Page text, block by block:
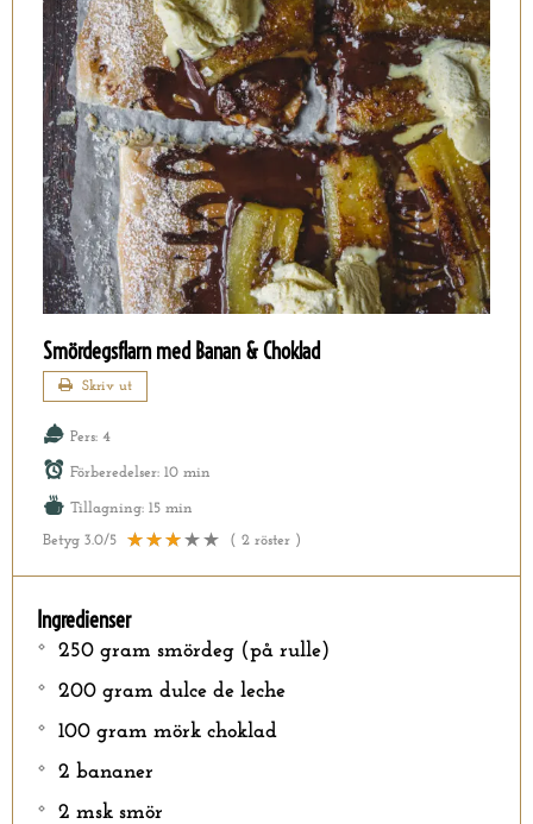
Smördegsflarn med Banan & Choklad
Skriv ut
Pers: 4
Förberedelser: 10 min
Tillagning: 15 min
Betyg 3.0/5 ( 2 röster )
Ingredienser
250 gram smördeg (på rulle)
200 gram dulce de leche
100 gram mörk choklad
2 bananer
2 msk smör